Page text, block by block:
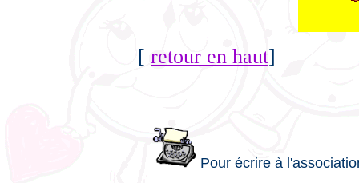
[ retour en haut]
Pour écrire à